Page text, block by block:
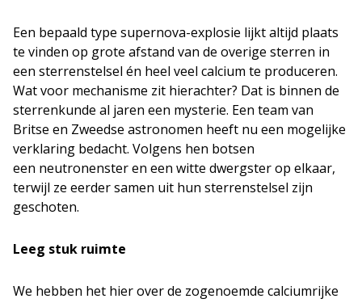
Een bepaald type supernova-explosie lijkt altijd plaats
te vinden op grote afstand van de overige sterren in
een sterrenstelsel én heel veel calcium te produceren.
Wat voor mechanisme zit hierachter? Dat is binnen de
sterrenkunde al jaren een mysterie. Een team van
Britse en Zweedse astronomen heeft nu een mogelijke
verklaring bedacht. Volgens hen botsen
een neutronenster en een witte dwergster op elkaar,
terwijl ze eerder samen uit hun sterrenstelsel zijn
geschoten.
Leeg stuk ruimte
We hebben het hier over de zogenoemde calciumrijke